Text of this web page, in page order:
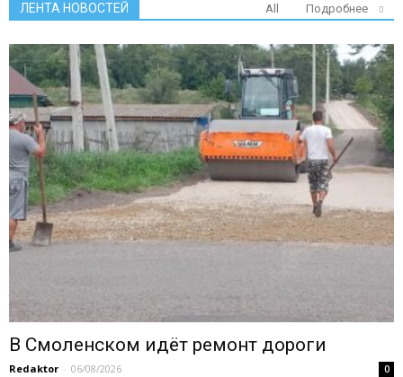
ЛЕНТА НОВОСТЕЙ All Подробнее
В Смоленском идёт ремонт дороги
Redaktor - 06/08/2026 0